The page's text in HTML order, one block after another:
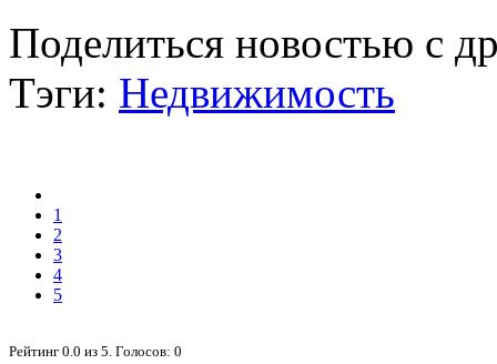
Поделиться новостью с
Тэги: Недвижимость
1
2
3
4
5
Рейтинг 0.0 из 5 . Голосов: 0